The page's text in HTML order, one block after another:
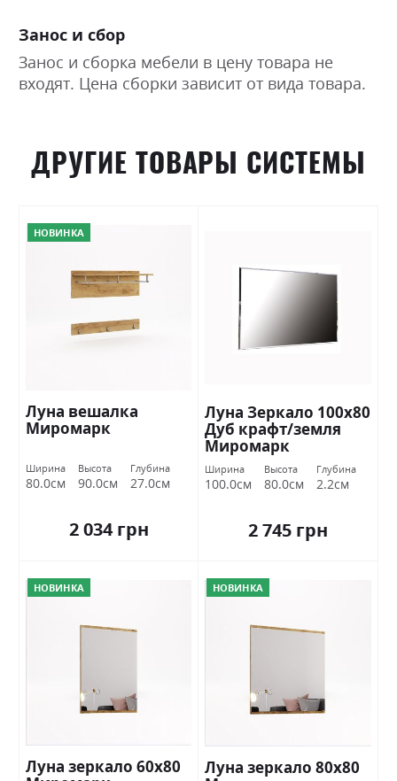
Занос и сбор
Занос и сборка мебели в цену товара не
входят. Цена сборки зависит от вида товара.
ДРУГИЕ ТОВАРЫ СИСТЕМЫ
НОВИНКА
Луна вешалка
Миромарк
Ширина
80.0см
Высота
90.0см
Глубина
27.0см
2 034 грн
Луна Зеркало 100х80
Дуб крафт/земля
Миромарк
Ширина
100.0см
Высота
80.0см
Глубина
2.2см
2 745 грн
НОВИНКА
Луна зеркало 60х80
НОВИНКА
Луна зеркало 80х80